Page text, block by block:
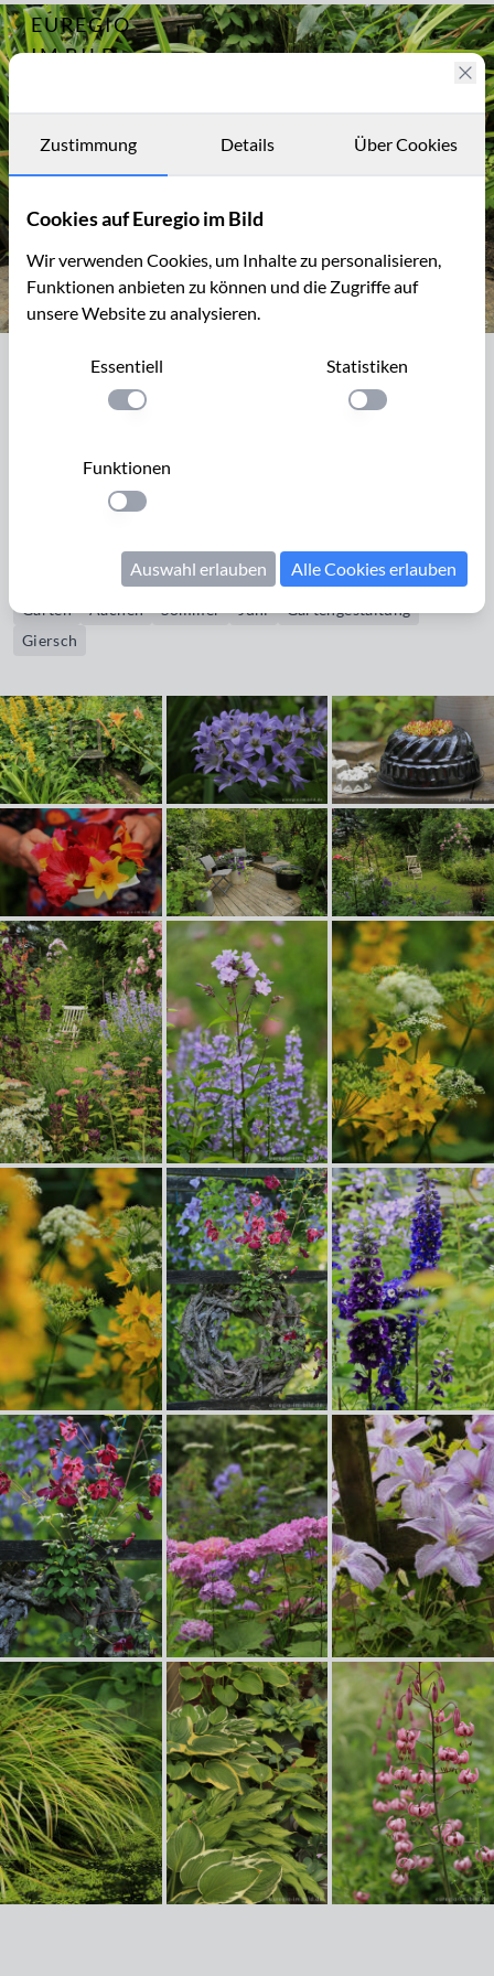
EUREGIO
IM BILD
Archiv
Kontakt
Archiv
10842
gefürchtet - der
Die "Unkrautecke"
Bildrechte erwerben
Wohlschmeckend, gesund und gefürchtet - der Giersch
Garten Aachen Sommer Juni
Gartengestaltung
Giersch
Zustimmung Details Über Cookies
Cookies auf Euregio im Bild
Wir verwenden Cookies, um Inhalte zu personalisieren,
Funktionen anbieten zu können und die Zugriffe auf
unsere Website zu analysieren.
Essentiell
Einstellung anwenden
Statistiken
Einstellung
Funktionen
Einstellung anwenden
Auswahl erlauben Alle Cookies erlauben